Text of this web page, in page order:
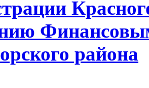
района